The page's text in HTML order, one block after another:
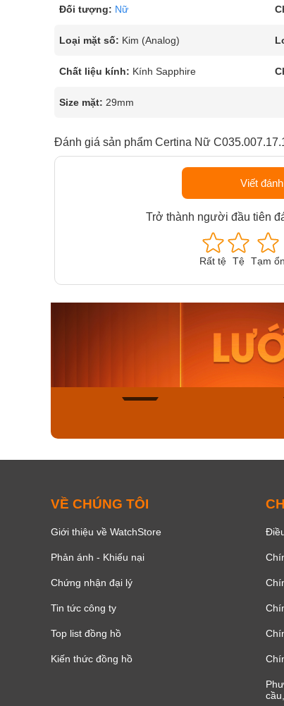
Đối tượng: Nữ
Loại mặt số: Kim (Analog)
Chất liệu kính: Kính Sapphire
Size mặt: 29mm
Đánh giá sản phẩm Certina Nữ
Viết
Trở thành người đầu tiên
Rất tệ Tệ Tạm ổn
VỀ CHÚNG TÔI
Giới thiệu về WatchStore
Phản ánh - Khiếu nại
Chứng nhận đại lý
Tin tức công ty
Top list đồng hồ
Kiến thức đồng hồ